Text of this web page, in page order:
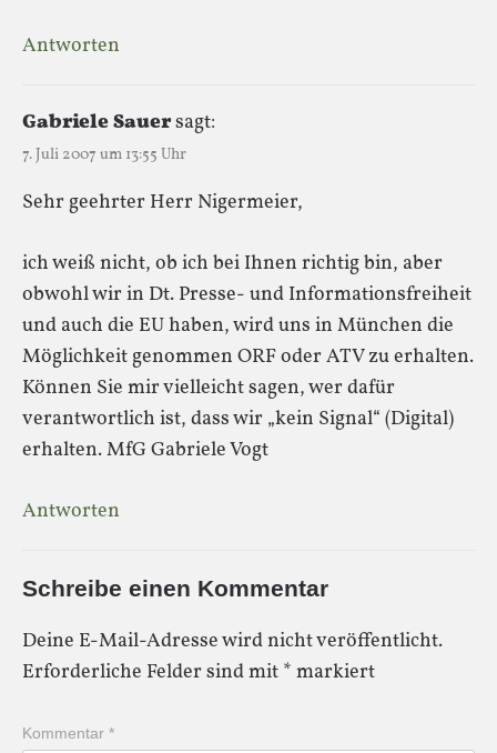
Antworten
Gabriele Sauersagt:
7. Juli 2007 um 13:55 Uhr
Sehr geehrter Herr Nigermeier,
ich weiß nicht, ob ich bei Ihnen richtig bin, aber
obwohl wir in Dt. Presse- und Informationsfreiheit
und auch die EU haben, wird uns in München die
Möglichkeit genommen ORF oder ATV zu erhalten.
Können Sie mir vielleicht sagen, wer dafür
verantwortlich ist, dass wir „kein Signal“ (Digital)
erhalten. MfG Gabriele Vogt
Antworten
Schreibe einen Kommentar
Deine E-Mail-Adresse wird nicht veröffentlicht.
Erforderliche Felder sind mit * markiert
Kommentar *